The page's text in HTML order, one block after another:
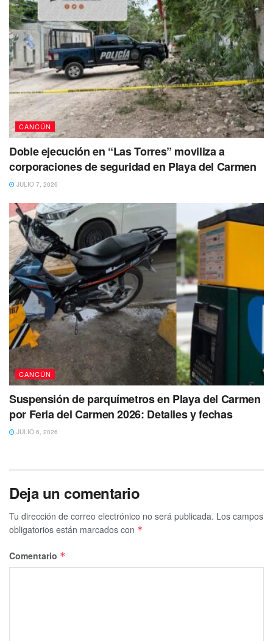
CANCÚN
Doble ejecución en “Las Torres” moviliza a
corporaciones de seguridad en Playa del Carmen
JULIO 7, 2026
CANCÚN
Suspensión de parquímetros en Playa del Carmen
por Feria del Carmen 2026: Detalles y fechas
JULIO 6, 2026
Deja un comentario
Tu dirección de correo electrónico no será publicada. Los campos
obligatorios están marcados con *
Comentario *